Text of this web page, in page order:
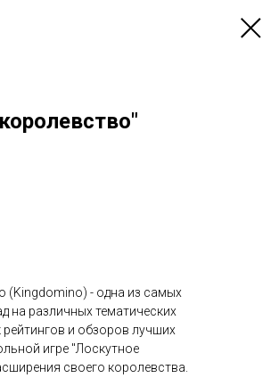
(Kingdomino) - одна из самых
на различных тематических
и обзоров лучших
игре "Лоскутное
своего королевства.